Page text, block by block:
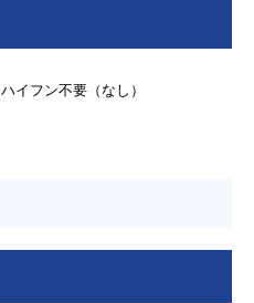
ハイフン不要（なし）